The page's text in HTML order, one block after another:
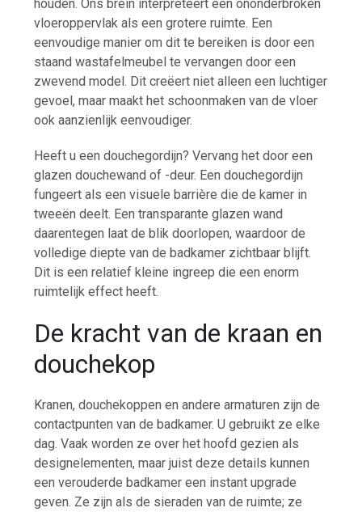
houden. Ons brein interpreteert een ononderbroken
vloeroppervlak als een grotere ruimte. Een
eenvoudige manier om dit te bereiken is door een
staand wastafelmeubel te vervangen door een
zwevend model. Dit creëert niet alleen een luchtiger
gevoel, maar maakt het schoonmaken van de vloer
ook aanzienlijk eenvoudiger.
Heeft u een douchegordijn? Vervang het door een
glazen douchewand of -deur. Een douchegordijn
fungeert als een visuele barrière die de kamer in
tweeën deelt. Een transparante glazen wand
daarentegen laat de blik doorlopen, waardoor de
volledige diepte van de badkamer zichtbaar blijft.
Dit is een relatief kleine ingreep die een enorm
ruimtelijk effect heeft.
De kracht van de kraan en
douchekop
Kranen, douchekoppen en andere armaturen zijn de
contactpunten van de badkamer. U gebruikt ze elke
dag. Vaak worden ze over het hoofd gezien als
designelementen, maar juist deze details kunnen
een verouderde badkamer een instant upgrade
geven. Ze zijn als de sieraden van de ruimte; ze